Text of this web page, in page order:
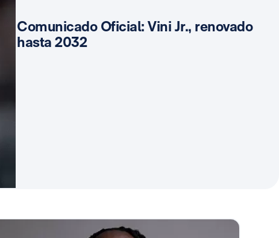
Comunicado Oficial: Vini Jr., renovado
hasta 2032